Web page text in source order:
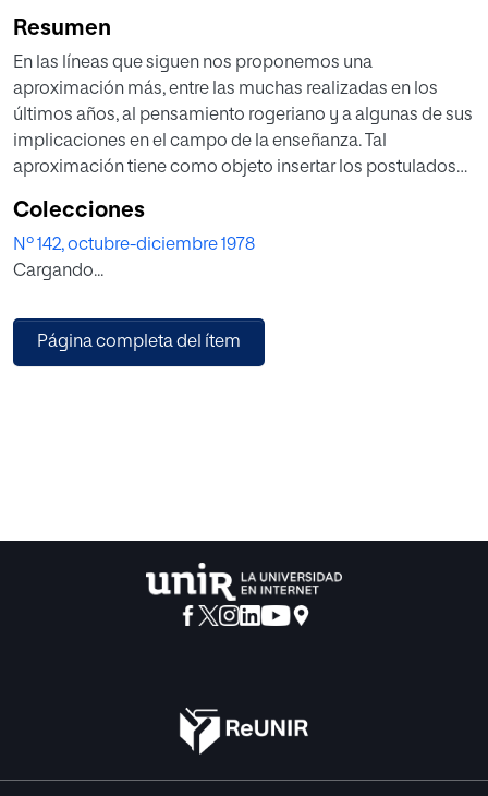
Resumen
En las líneas que siguen nos proponemos una
aproximación más, entre las muchas realizadas en los
últimos años, al pensamiento rogeriano y a algunas de sus
implicaciones en el campo de la enseñanza. Tal
aproximación tiene como objeto insertar los postulados
una comprensión lo más equitativa posible de aquéllos.
Al analizar las relaciones entre las hipótesis rogerianas y la
enseñanza, es curioso constatar la coexistencia de
califican de «revolucionarias» las aportaciones del
psiquiatra norteamericano, mientras en otros se valora las
Colecciones
Nº 142, octubre-diciembre 1978
Cargando...
Página completa del ítem